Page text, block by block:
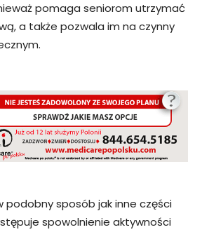
pomaga seniorom utrzymać
a także pozwala im na czynny
podobny sposób jak inne części
spowolnienie aktywności